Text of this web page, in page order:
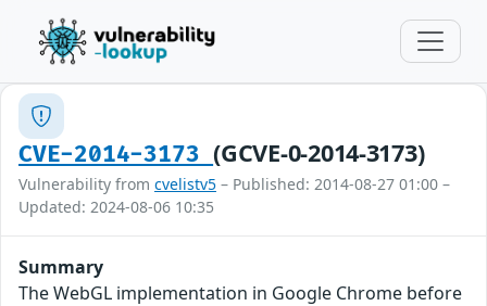
CVE-2014-3173(GCVE-0-2014-3173)
Vulnerability from cvelistv5 – Published: 2014-08-27 01:00 –
Updated: 2024-08-06 10:35
Summary
The WebGL implementation in Google Chrome before